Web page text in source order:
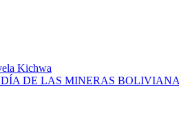
Kichwa
DE LAS MINERAS